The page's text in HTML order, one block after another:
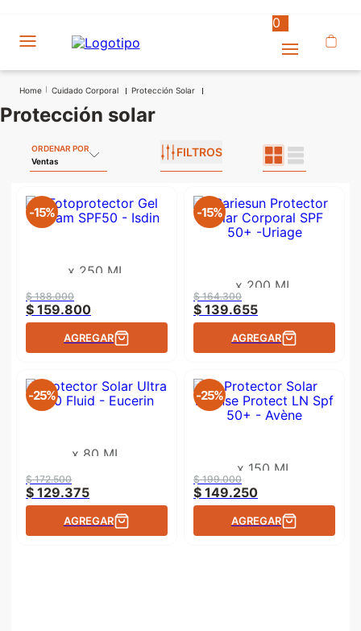
0
Cuidado Corporal Protección Solar
protección solar
ORDENAR POR
Ventas
FILTROS
-15%
x 250 ML
$ 188.000
$ 159.800
AGREGAR
-15%
x 200 ML
$ 164.300
$ 139.655
AGREGAR
-25%
x 80 ML
$ 172.500
$ 129.375
AGREGAR
-25%
x 150 ML
$ 199.000
$ 149.250
AGREGAR